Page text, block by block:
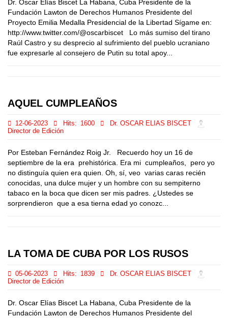
Dr. Oscar Elías Biscet La Habana, Cuba Presidente de la
Fundación Lawton de Derechos Humanos Presidente del
Proyecto Emilia Medalla Presidencial de la Libertad Sígame en:
http://www.twitter.com/@oscarbiscet Lo más sumiso del tirano
Raúl Castro y su desprecio al sufrimiento del pueblo ucraniano
fue expresarle al consejero de Putin su total apoy...
AQUEL CUMPLEAÑOS
12-06-2023 Hits: 1600
Dr. OSCAR ELIAS BISCET
Director de Edición
Por Esteban Fernández Roig Jr. Recuerdo hoy un 16 de
septiembre de la era prehistórica. Era mi cumpleaños, pero yo
no distinguía quien era quien. Oh, sí, veo varias caras recién
conocidas, una dulce mujer y un hombre con su sempiterno
tabaco en la boca que dicen ser mis padres. ¿Ustedes se
sorprendieron que a esa tierna edad yo conozc...
LA TOMA DE CUBA POR LOS RUSOS
05-06-2023 Hits: 1839
Dr. OSCAR ELIAS BISCET
Director de Edición
Dr. Oscar Elías Biscet La Habana, Cuba Presidente de la
Fundación Lawton de Derechos Humanos Presidente del